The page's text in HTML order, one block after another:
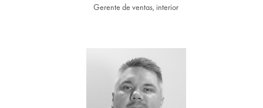
Gerente de ventas, interior